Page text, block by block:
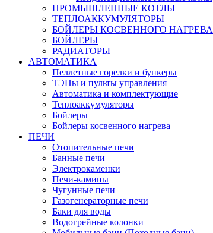
ПРОМЫШЛЕННЫЕ КОТЛЫ
ТЕПЛОАККУМУЛЯТОРЫ
БОЙЛЕРЫ КОСВЕННОГО НАГРЕВА
БОЙЛЕРЫ
РАДИАТОРЫ
АВТОМАТИКА
Пеллетные горелки и бункеры
ТЭНы и пульты управления
Автоматика и комплектующие
Теплоаккумуляторы
Бойлеры
Бойлеры косвенного нагрева
ПЕЧИ
Отопительные печи
Банные печи
Электрокаменки
Печи-камины
Чугунные печи
Газогенераторные печи
Баки для воды
Водогрейные колонки